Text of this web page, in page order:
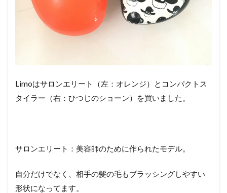
Limoはサロンエリート（左：オレンジ）とコンパクトス
タイラー（右：ひつじのショーン）を買いました。
サロンエリート：美容師のために作られたモデル。
自分だけでなく、相手の髪の毛もブラッシングしやすい
形状になってます。